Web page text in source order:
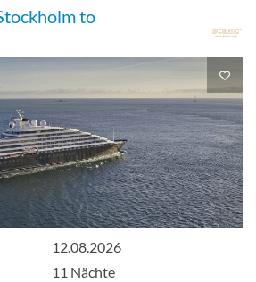
to
12.08.2026
11 Nächte